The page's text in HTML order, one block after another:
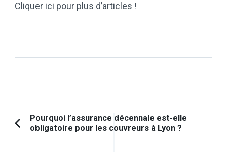
Cliquer ici pour plus d’articles !
Navigation
d'article
Article
Pourquoi l’assurance décennale est-elle
obligatoire pour les couvreurs à Lyon ?